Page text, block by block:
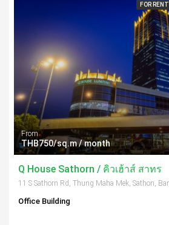
FOR RENT
From
THB750/sq.m / month
Q House Sathorn / คิวเฮ้าส์ สาทร
Office Building